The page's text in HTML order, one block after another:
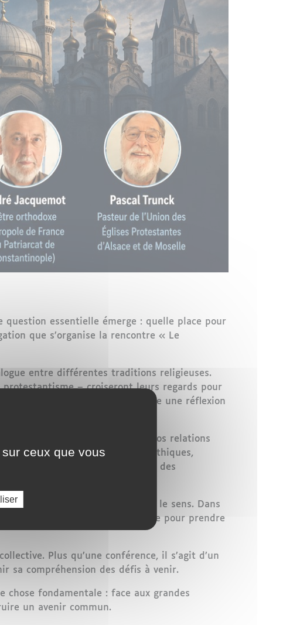
essentielle émerge : quelle place pour
que s’organise la rencontre « Le
entre différentes traditions religieuses.
protestantisme – croiseront leurs regards pour
reflète la volonté de construire une réflexion
vie, nos décisions, et même nos relations
centrée sur des valeurs éthiques,
automatisé, les limites morales des
et d’agir.
avec une réflexion sur le sens. Dans
offre un espace rare pour prendre
Plus qu’une conférence, il s’agit d’un
sa compréhension des défis à venir.
fondamentale : face aux grandes
un avenir commun.
ceux que vous